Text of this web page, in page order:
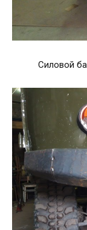
Силовой